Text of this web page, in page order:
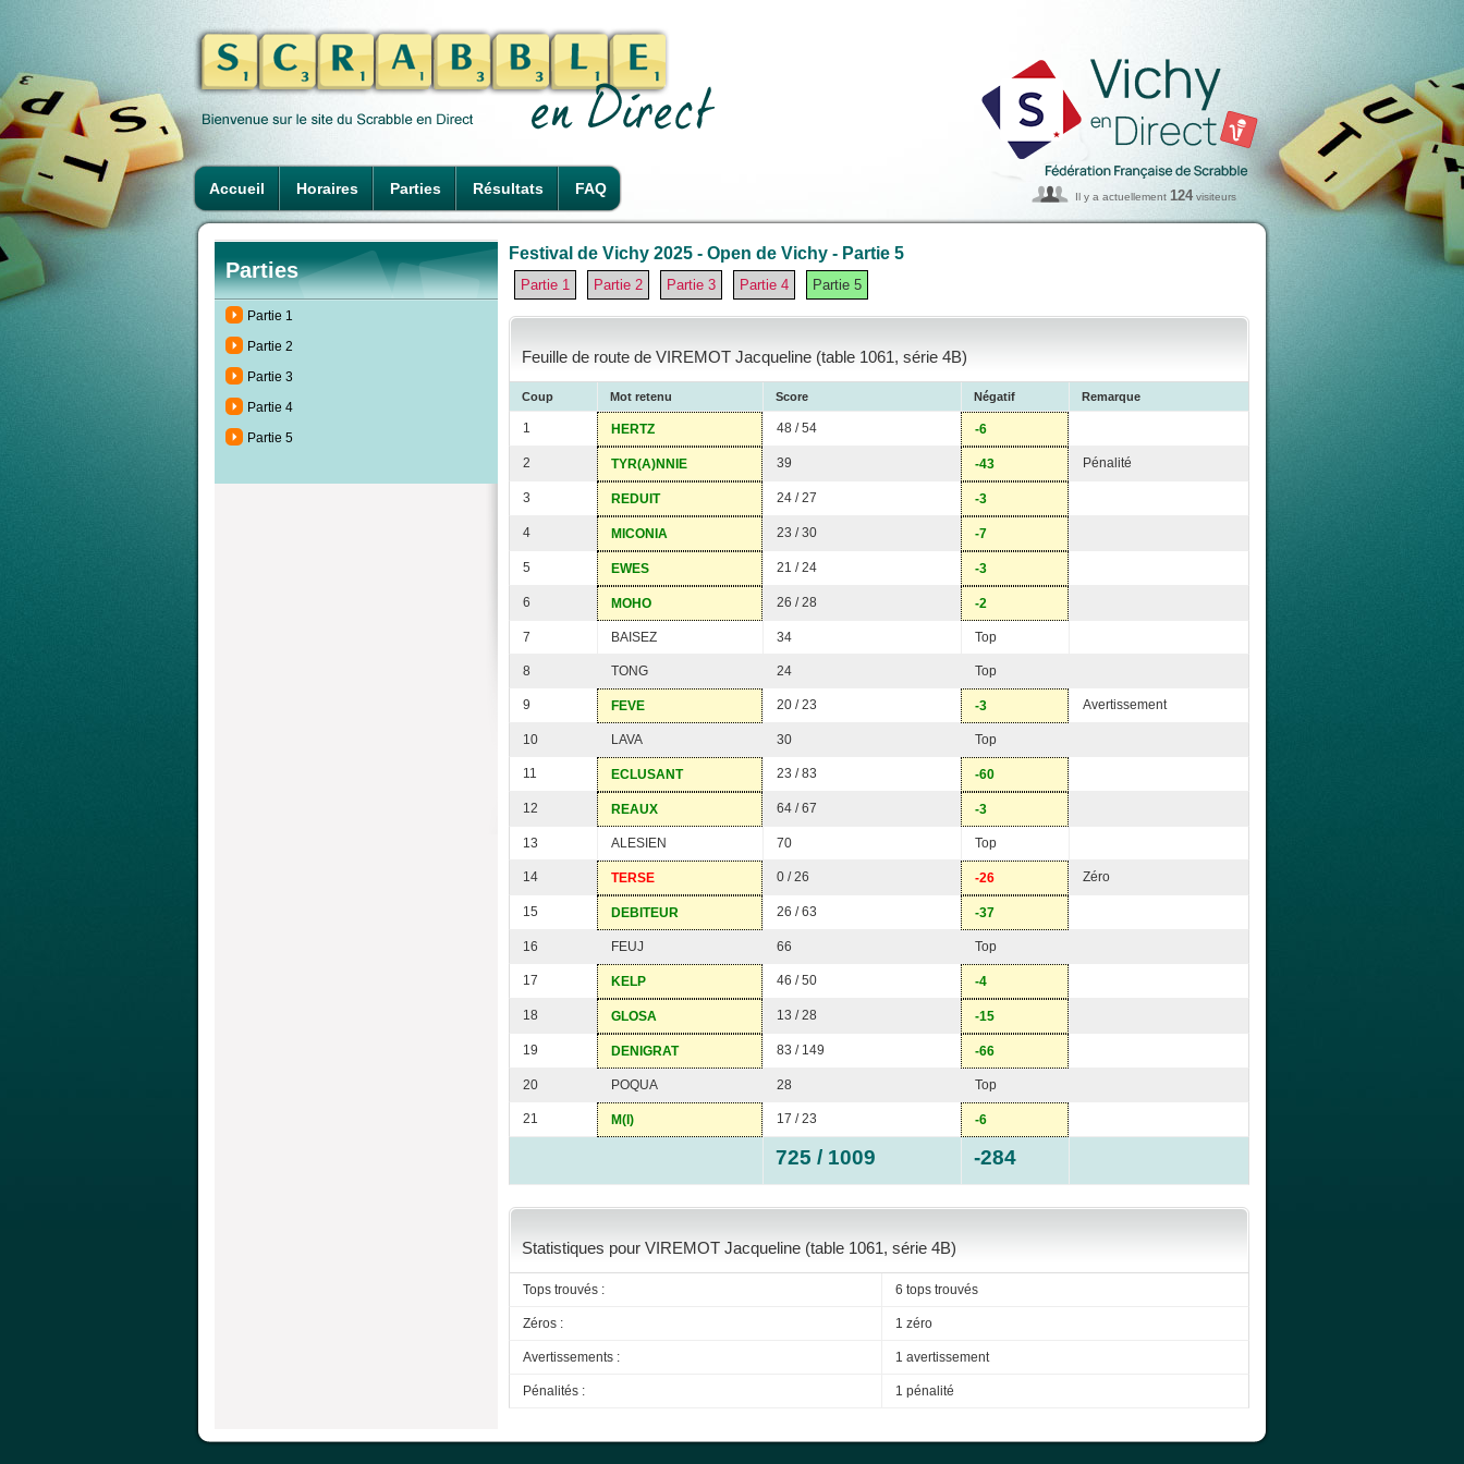
Accueil Horaires Parties Résultats FAQ Il y a actuellement 124 visiteurs
Parties
Partie 1
Partie 2
Partie 3
Partie 4
Partie 5
Festival de Vichy 2025 - Open de Vichy - Partie 5
Partie 1 Partie 2 Partie 3 Partie 4 Partie 5
Feuille de route de VIREMOT Jacqueline (table 1061, série 4B)
Coup Mot retenu Score Négatif Remarque
1 HERTZ 48 / 54 -6
2 TYR(A)NNIE 39 -43 Pénalité
3 REDUIT 24 / 27 -3
4 MICONIA 23 / 30 -7
5 EWES 21 / 24 -3
6 MOHO 26 / 28 -2
7 BAISEZ 34 Top
8 TONG 24 Top
9 FEVE 20 / 23 -3 Avertissement
10 LAVA 30 Top
11 ECLUSANT 23 / 83 -60
12 REAUX 64 / 67 -3
13 ALESIEN 70 Top
14 TERSE 0 / 26 -26 Zéro
15 DEBITEUR 26 / 63 -37
16 FEUJ 66 Top
17 KELP 46 / 50 -4
18 GLOSA 13 / 28 -15
19 DENIGRAT 83 / 149 -66
20 POQUA 28 Top
21 M(I) 17 / 23 -6
725 / 1009 -284
Statistiques pour VIREMOT Jacqueline (table 1061, série 4B)
Tops trouvés : 6 tops trouvés
Zéros : 1 zéro
Avertissements : 1 avertissement
Pénalités : 1 pénalité